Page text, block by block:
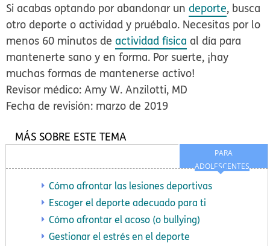
Si acabas optando por abandonar undeporte, busca
otro deporte o actividad y pruébalo. Necesitas por lo
menos 60 minutos deactividad física al día para
mantenerte sano y en forma. Por suerte, ¡hay
muchas formas de mantenerse activo!
Revisor médico: Amy W. Anzilotti, MD
Fecha de revisión: marzo de 2019
PARA
ADOLESCENTES
MÁS SOBRE ESTE TEMA
Cómo afrontar las lesiones deportivas
Escoger el deporte adecuado para ti
Cómo afrontar el acoso (o bullying)
Gestionar el estrés en el deporte